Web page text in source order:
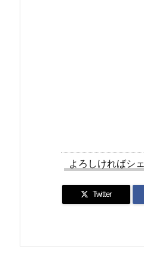
よろしければシ
Twitter